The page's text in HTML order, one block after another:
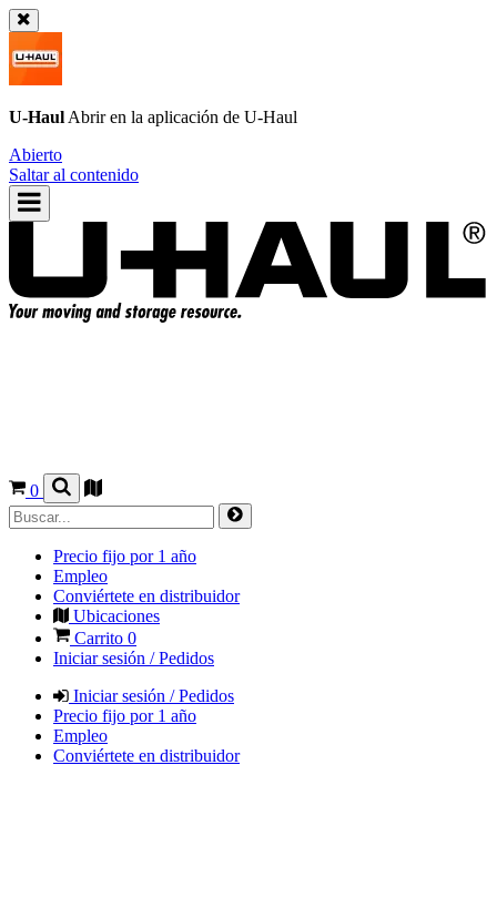
U-Haul Abrir en la aplicación de U-Haul
Abierto
Saltar al contenido
0
Precio fijo por 1 año
Empleo
Conviértete en distribuidor
Ubicaciones
Carrito 0
Iniciar sesión / Pedidos
Iniciar sesión / Pedidos
Precio fijo por 1 año
Empleo
Conviértete en distribuidor